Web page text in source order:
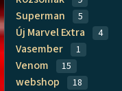
Superman 5
Új Marvel Extra 4
Vasember 1
Venom 15
webshop 18